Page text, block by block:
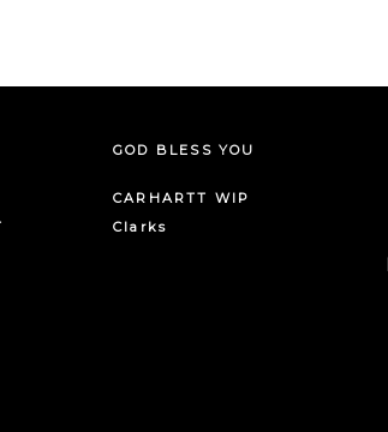
GOD BLESS YOU
CARHARTT WIP
Clarks